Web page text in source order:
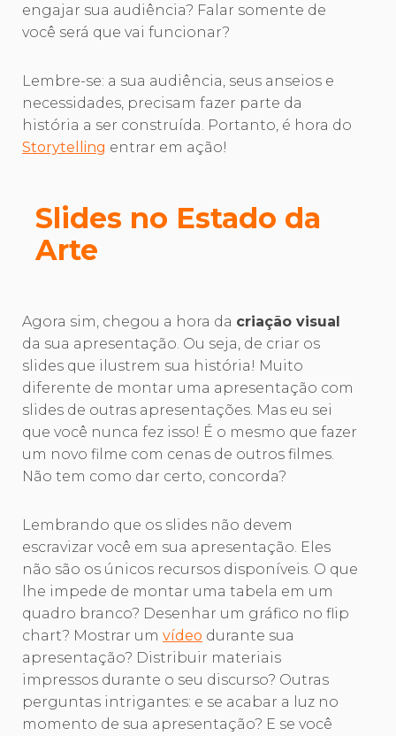
engajar sua audiência? Falar somente de
você será que vai funcionar?
Lembre-se: a sua audiência, seus anseios e
necessidades, precisam fazer parte da
história a ser construída. Portanto, é hora do
Storytelling entrar em ação!
Slides no Estado da
Arte
Agora sim, chegou a hora da criação visual
da sua apresentação. Ou seja, de criar os
slides que ilustrem sua história! Muito
diferente de montar uma apresentação com
slides de outras apresentações. Mas eu sei
que você nunca fez isso! É o mesmo que fazer
um novo filme com cenas de outros filmes.
Não tem como dar certo, concorda?
Lembrando que os slides não devem
escravizar você em sua apresentação. Eles
não são os únicos recursos disponíveis. O que
lhe impede de montar uma tabela em um
quadro branco? Desenhar um gráfico no flip
chart? Mostrar um vídeo durante sua
apresentação? Distribuir materiais
impressos durante o seu discurso? Outras
perguntas intrigantes: e se acabar a luz no
momento de sua apresentação? E se você